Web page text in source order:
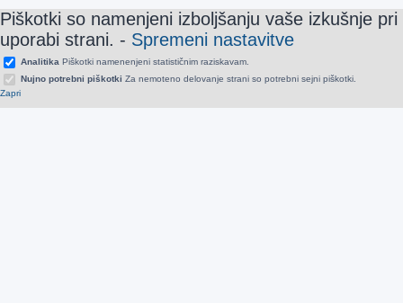
Piškotki so namenjeni izboljšanju vaše izkušnje pri
uporabi strani. - Spremeni nastavitve
Analitika Piškotki namenenjeni statističnim raziskavam.
Nujno potrebni piškotki Za nemoteno delovanje strani so potrebni sejni piškotki.
Zapri